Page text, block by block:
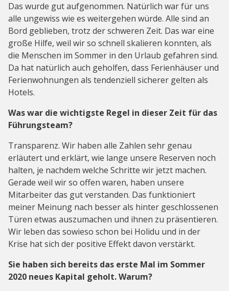
Das wurde gut aufgenommen. Natürlich war für uns
alle ungewiss wie es weitergehen würde. Alle sind an
Bord geblieben, trotz der schweren Zeit. Das war eine
große Hilfe, weil wir so schnell skalieren konnten, als
die Menschen im Sommer in den Urlaub gefahren sind.
Da hat natürlich auch geholfen, dass Ferienhäuser und
Ferienwohnungen als tendenziell sicherer gelten als
Hotels.
Was war die wichtigste Regel in dieser Zeit für das
Führungsteam?
Transparenz. Wir haben alle Zahlen sehr genau
erläutert und erklärt, wie lange unsere Reserven noch
halten, je nachdem welche Schritte wir jetzt machen.
Gerade weil wir so offen waren, haben unsere
Mitarbeiter das gut verstanden. Das funktioniert
meiner Meinung nach besser als hinter geschlossenen
Türen etwas auszumachen und ihnen zu präsentieren.
Wir leben das sowieso schon bei Holidu und in der
Krise hat sich der positive Effekt davon verstärkt.
Sie haben sich bereits das erste Mal im Sommer
2020 neues Kapital geholt. Warum?